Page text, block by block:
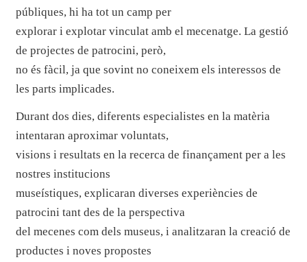
públiques, hi ha tot un camp per
explorar i explotar vinculat amb el mecenatge. La gestió
de projectes de patrocini, però,
no és fàcil, ja que sovint no coneixem els interessos de
les parts implicades.
Durant dos dies, diferents especialistes en la matèria
intentaran aproximar voluntats,
visions i resultats en la recerca de finançament per a les
nostres institucions
museístiques, explicaran diverses experiències de
patrocini tant des de la perspectiva
del mecenes com dels museus, i analitzaran la creació de
productes i noves propostes